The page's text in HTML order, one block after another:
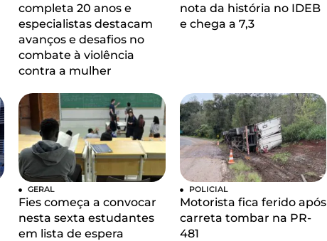
completa 20 anos e
especialistas destacam
avanços e desafios no
combate à violência
contra a mulher
nota da história no IDEB
e chega a 7,3
GERAL
Fies começa a convocar
nesta sexta estudantes
em lista de espera
POLICIAL
Motorista fica ferido após
carreta tombar na PR-
481